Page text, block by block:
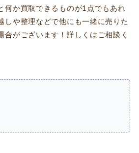
何か買取できるものが1点でもあれ
しや整理などで他にも一緒に売りた
合がございます！詳しくはご相談く